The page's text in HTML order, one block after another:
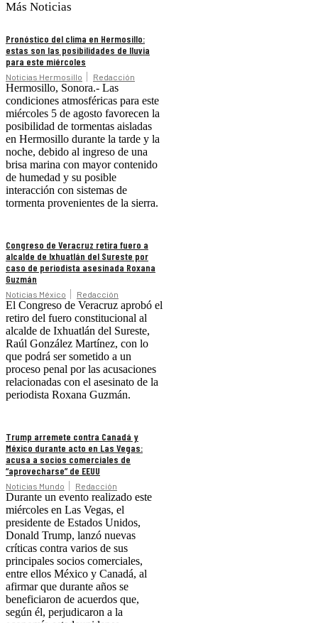
Más Noticias
Pronóstico del clima en Hermosillo:
estas son las posibilidades de lluvia
para este miércoles
Noticias Hermosillo Redacción
Hermosillo, Sonora.- Las
condiciones atmosféricas para este
miércoles 5 de agosto favorecen la
posibilidad de tormentas aisladas
en Hermosillo durante la tarde y la
noche, debido al ingreso de una
brisa marina con mayor contenido
de humedad y su posible
interacción con sistemas de
tormenta provenientes de la sierra.
Congreso de Veracruz retira fuero a
alcalde de Ixhuatlán del Sureste por
caso de periodista asesinada Roxana
Guzmán
Noticias México Redacción
El Congreso de Veracruz aprobó el
retiro del fuero constitucional al
alcalde de Ixhuatlán del Sureste,
Raúl González Martínez, con lo
que podrá ser sometido a un
proceso penal por las acusaciones
relacionadas con el asesinato de la
periodista Roxana Guzmán.
Trump arremete contra Canadá y
México durante acto en Las Vegas:
acusa a socios comerciales de
“aprovecharse” de EEUU
Noticias Mundo Redacción
Durante un evento realizado este
miércoles en Las Vegas, el
presidente de Estados Unidos,
Donald Trump, lanzó nuevas
críticas contra varios de sus
principales socios comerciales,
entre ellos México y Canadá, al
afirmar que durante años se
beneficiaron de acuerdos que,
según él, perjudicaron a la